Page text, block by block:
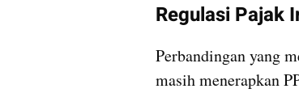
Regulasi Pajak
Perbandingan yang
masih menerapkan